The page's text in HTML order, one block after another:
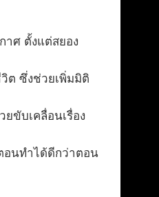
าศ ตั้งแต่สยอง
ต ซึ่งช่วยเพิ่มมิติ
ขับเคลื่อนเรื่อง
อนทำได้ดีกว่าตอน